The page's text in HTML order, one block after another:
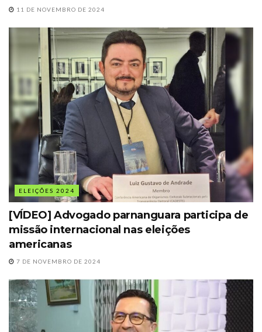
11 DE NOVEMBRO DE 2024
ELEIÇÕES 2024
[VÍDEO] Advogado parnanguara participa de
missão internacional nas eleições
americanas
7 DE NOVEMBRO DE 2024